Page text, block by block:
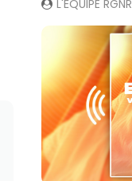
L'ÉQUIPE RGNR